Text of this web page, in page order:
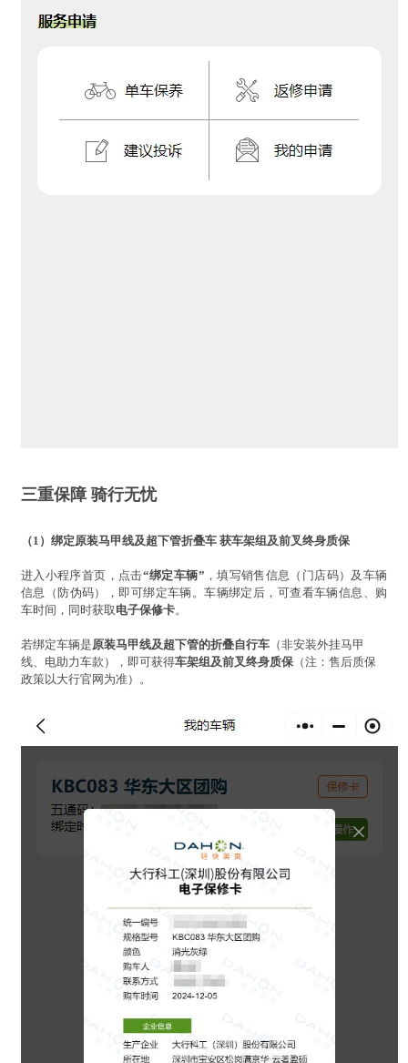
三重保障 骑行无忧
（1）绑定原装马甲线及超下管折叠车 获车架组及前叉终身质保
进入小程序首页，点击“绑定车辆” ，填写销售信息（门店码）及车辆
信息（防伪码），即可绑定车辆。车辆绑定后，可查看车辆信息、购
车时间，同时获取 电子保修卡。
若绑定车辆是原装马甲线及超下管的折叠自行车 （非安装外挂马甲
线、电助力车款），即可获得车架组及前叉终身质保 （注：售后质保
政策以大行官网为准）。